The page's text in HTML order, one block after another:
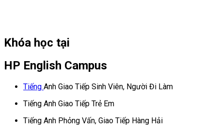
Khóa học tại
HP English Campus
Tiếng Anh Giao Tiếp Sinh Viên, Người Đi Làm
Tiếng Anh Giao Tiếp Trẻ Em
Tiếng Anh Phỏng Vấn, Giao Tiếp Hàng Hải